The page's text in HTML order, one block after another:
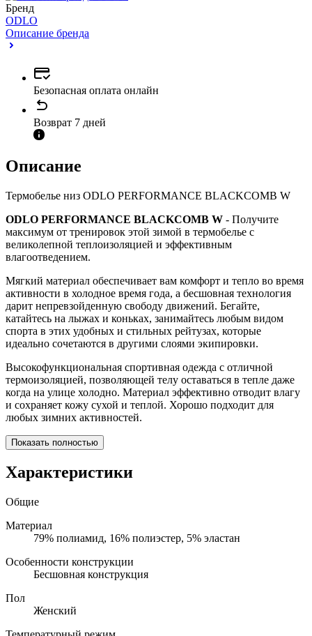
Бренд
ODLO
Описание бренда
Безопасная оплата онлайн
Возврат 7 дней
Описание
Термобелье низ ODLO PERFORMANCE BLACKCOMB W
ODLO PERFORMANCE BLACKCOMB W - Получите
максимум от тренировок этой зимой в термобелье с
великолепной теплоизоляцией и эффективным
влагоотведением.
Мягкий материал обеспечивает вам комфорт и тепло во время
активности в холодное время года, а бесшовная технология
дарит непревзойденную свободу движений. Бегайте,
катайтесь на лыжах и коньках, занимайтесь любым видом
спорта в этих удобных и стильных рейтузах, которые
идеально сочетаются в другими слоями экипировки.
Высокофункциональная спортивная одежда с отличной
термоизоляцией, позволяющей телу оставаться в тепле даже
когда на улице холодно. Материал эффективно отводит влагу
и сохраняет кожу сухой и теплой. Хорошо подходит для
любых зимних активностей.
Показать полностью
Характеристики
Общие
Материал
79% полиамид, 16% полиэстер, 5% эластан
Особенности конструкции
Бесшовная конструкция
Пол
Женский